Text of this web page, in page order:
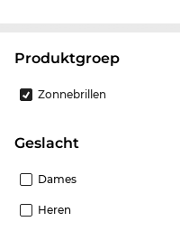
Produktgroep
Zonnebrillen
Geslacht
Dames
Heren